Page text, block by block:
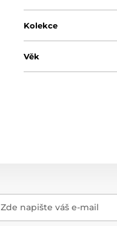
Kolekce
Věk
Zde napište váš e-mail